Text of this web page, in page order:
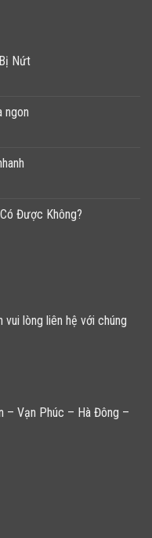
Nứt
ngon
Được Không?
lòng liên hệ với chúng
– Vạn Phúc – Hà Đông –